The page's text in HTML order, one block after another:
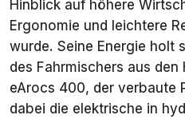
Hinblick auf höhere
Ergonomie und leichtere
wurde. Seine Energie holt
des Fahrmischers aus
eArocs 400, der verbaute
dabei die elektrische in